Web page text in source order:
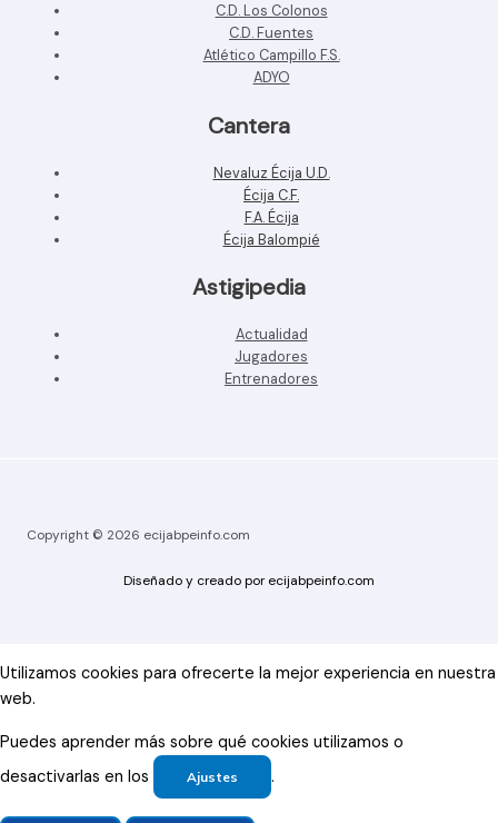
C.D. Los Colonos
C.D. Fuentes
Atlético Campillo F.S.
ADYO
Cantera
Nevaluz Écija U.D.
Écija C.F.
F.A. Écija
Écija Balompié
Astigipedia
Actualidad
Jugadores
Entrenadores
Copyright © 2026 ecijabpeinfo.com
Diseñado y creado por ecijabpeinfo.com
Utilizamos cookies para ofrecerte la mejor experiencia en nuestra
web.
Puedes aprender más sobre qué cookies utilizamos o
desactivarlas en los
Ajustes .